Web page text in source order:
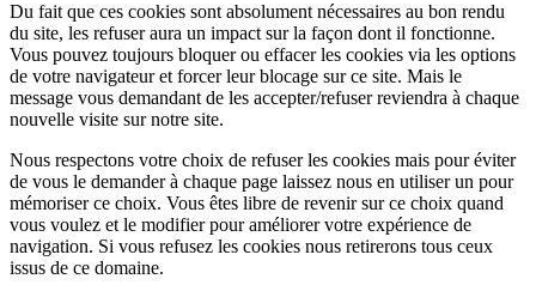
Du fait que ces cookies sont absolument nécessaires au bon rendu
du site, les refuser aura un impact sur la façon dont il fonctionne.
Vous pouvez toujours bloquer ou effacer les cookies via les options
de votre navigateur et forcer leur blocage sur ce site. Mais le
message vous demandant de les accepter/refuser reviendra à chaque
nouvelle visite sur notre site.
Nous respectons votre choix de refuser les cookies mais pour éviter
de vous le demander à chaque page laissez nous en utiliser un pour
mémoriser ce choix. Vous êtes libre de revenir sur ce choix quand
vous voulez et le modifier pour améliorer votre expérience de
navigation. Si vous refusez les cookies nous retirerons tous ceux
issus de ce domaine.